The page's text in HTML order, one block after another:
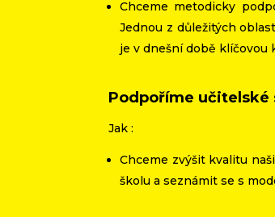
Chceme metodicky
Jednou z důležitých
je v dnešní době klíčovou
Podpoříme učitelské
Jak :
Chceme zvýšit kvalitu
školu a seznámit se s